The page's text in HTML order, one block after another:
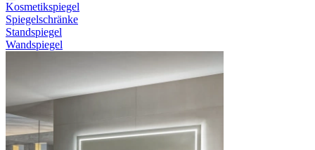
Kosmetikspiegel
Spiegelschränke
Standspiegel
Wandspiegel